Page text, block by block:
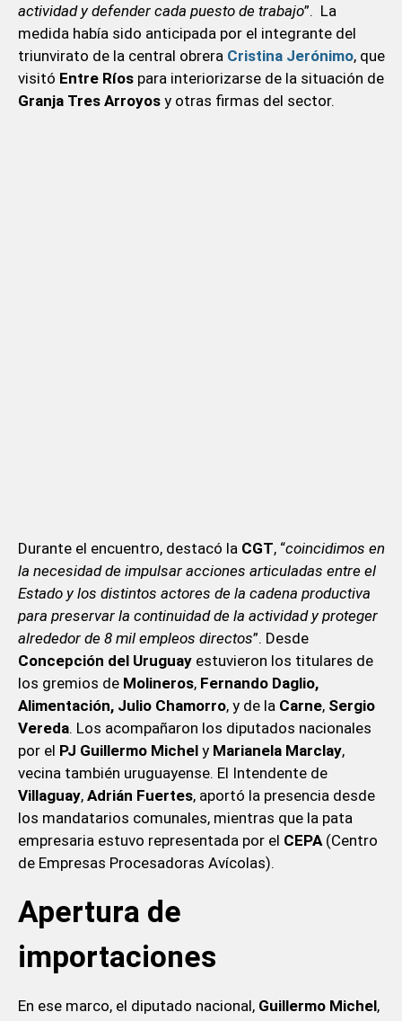
actividad y defender cada puesto de trabajo”. La
medida había sido anticipada por el integrante del
triunvirato de la central obrera Cristina Jerónimo, que
visitó Entre Ríospara interiorizarse de la situación de
Granja Tres Arroyosy otras firmas del sector.
Durante el encuentro, destacó la CGT, “coincidimos en
la necesidad de impulsar acciones articuladas entre el
Estado y los distintos actores de la cadena productiva
para preservar la continuidad de la actividad y proteger
alrededor de 8 mil empleos directos”. Desde
Concepción del Uruguayestuvieron los titulares de
los gremios de Molineros, Fernando Daglio,
Alimentación, Julio Chamorro, y de la Carne, Sergio
Vereda. Los acompañaron los diputados nacionales
por el PJ Guillermo Michely Marianela Marclay,
vecina también uruguayense. El Intendente de
Villaguay, Adrián Fuertes, aportó la presencia desde
los mandatarios comunales, mientras que la pata
empresaria estuvo representada por el CEPA(Centro
de Empresas Procesadoras Avícolas).
Apertura de
importaciones
En ese marco, el diputado nacional, Guillermo Michel,